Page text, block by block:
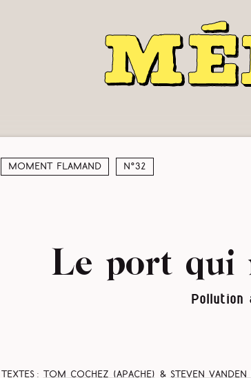
Moment Flamand N°32
Le port qui
Pollution
Textes : Tom Cochez (Apache) & Steven Vanden